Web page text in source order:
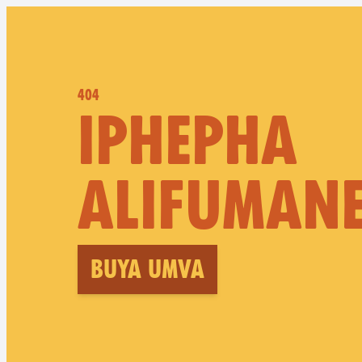
404
IPHEPHA
Buya umva